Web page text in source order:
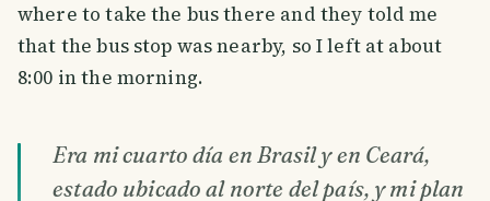
where to take the bus there and they told me
that the bus stop was nearby, so I left at about
8:00 in the morning.
Era mi cuarto día en Brasil y en Ceará,
estado ubicado al norte del país, y mi plan